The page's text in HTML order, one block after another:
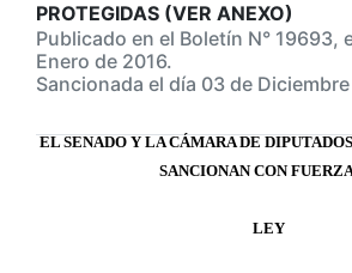
PROTEGIDAS (VER ANEXO)
Publicado en el Boletín N° 19693,
Enero de 2016.
Sancionada el día 03 de
EL SENADO Y LA CÁMARA DE
SANCIONAN CON
LEY